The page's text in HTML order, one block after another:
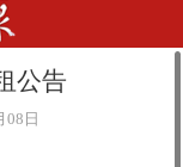
公告
08日